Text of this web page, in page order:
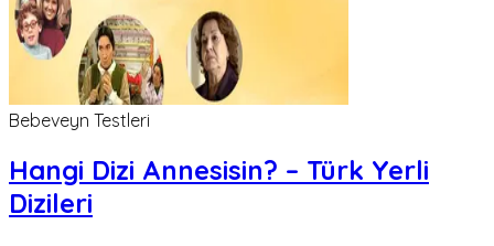
Bebeveyn Testleri
Hangi Dizi Annesisin? – Türk Yerli
Dizileri